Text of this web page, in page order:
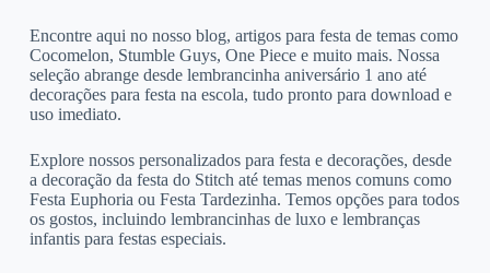
Encontre aqui no nosso blog, artigos para festa de temas como
Cocomelon, Stumble Guys, One Piece e muito mais. Nossa
seleção abrange desde lembrancinha aniversário 1 ano até
decorações para festa na escola, tudo pronto para download e
uso imediato.
Explore nossos personalizados para festa e decorações, desde
a decoração da festa do Stitch até temas menos comuns como
Festa Euphoria ou Festa Tardezinha. Temos opções para todos
os gostos, incluindo lembrancinhas de luxo e lembranças
infantis para festas especiais.